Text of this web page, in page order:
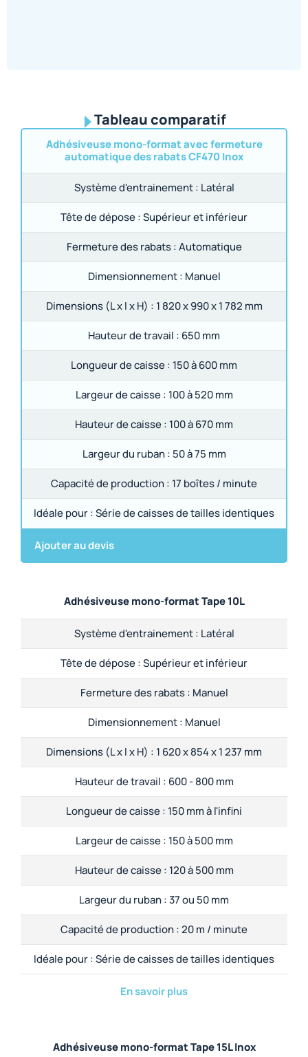
Tableau comparatif
Adhésiveuse mono-format avec fermeture
automatique des rabats CF470 Inox
Système d'entrainement : Latéral
Tête de dépose :Supérieur et inférieur
Fermeture des rabats :Automatique
Dimensionnement : Manuel
Dimensions (L x l x H) : 1 820 x 990 x 1 782 mm
Hauteur de travail : 650 mm
Longueur de caisse : 150 à 600 mm
Largeur de caisse : 100 à 520 mm
Hauteur de caisse : 100 à 670 mm
Largeur du ruban : 50 à 75 mm
Capacité de production : 17 boîtes / minute
Idéale pour :Série de caisses de tailles identiques
Ajouter au devis
Adhésiveuse mono-format Tape 10L
Système d'entrainement : Latéral
Tête de dépose :Supérieur et inférieur
Fermeture des rabats : Manuel
Dimensionnement : Manuel
Dimensions (L x l x H) : 1 620 x 854 x 1 237 mm
Hauteur de travail : 600 - 800 mm
Longueur de caisse : 150 mm à l'infini
Largeur de caisse : 150 à 500 mm
Hauteur de caisse : 120 à 500 mm
Largeur du ruban :37 ou 50 mm
Capacité de production :20 m / minute
Idéale pour :Série de caisses de tailles identiques
En savoir plus
Adhésiveuse mono-format Tape 15L Inox